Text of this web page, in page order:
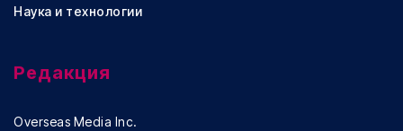
Наука и технологии
Редакция
Overseas Media Inc.